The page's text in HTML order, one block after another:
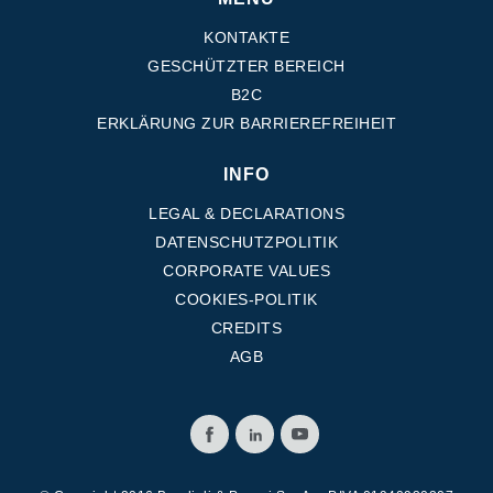
Für Bondioli & Pavesi produzierte Orbitalmotoren
Kupplungssysteme
Integrierte Hydrauliksysteme
Cartridgeventile
Leitungseinbauventile
Elektronische Komponenten für Steuersysteme
Lüfter Steuerungssystem Fan Drive
KONTAKTE
GESCHÜTZTER BEREICH
B2C
ERKLÄRUNG ZUR BARRIEREFREIHEIT
INFO
LEGAL & DECLARATIONS
DATENSCHUTZPOLITIK
CORPORATE VALUES
COOKIES-POLITIK
CREDITS
AGB